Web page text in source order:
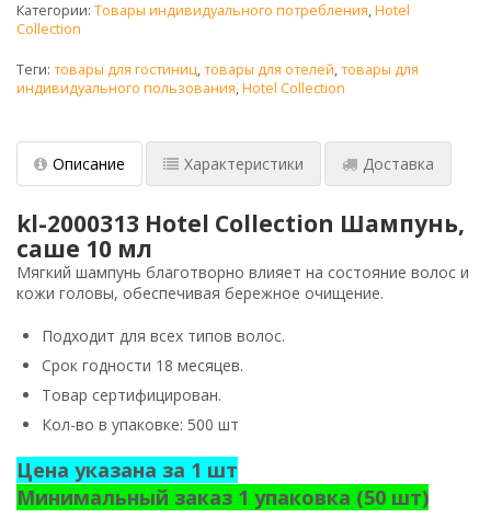
Категории: Товары индивидуального потребления,Hotel
Collection
Теги: товары для гостиниц,товары для отелей,товары для
индивидуального пользования,Hotel Collection
Описание Характеристики Доставка
kl-2000313 Hotel Collection Шампунь,
саше 10 мл
Мягкий шампунь благотворно влияет на состояние волос и
кожи головы, обеспечивая бережное очищение.
Подходит для всех типов волос.
Срок годности 18 месяцев.
Товар сертифицирован.
Кол-во в упаковке: 500 шт
Цена указана за 1 шт
Минимальный заказ 1 упаковка (50 шт)